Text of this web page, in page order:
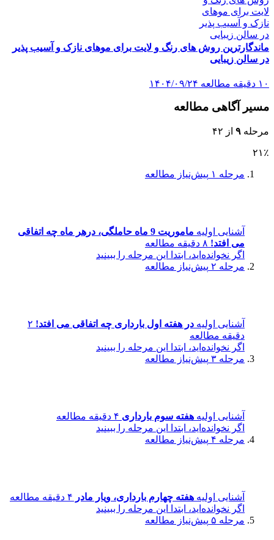
ماندگارترین روش های رنگ و لایت برای موهای نازک و آسیب پذیر
در سالن زیبایی
۱۰ دقیقه مطالعه ۱۴۰۴/۰۹/۲۴
مسیر آگاهی مطالعه
مرحله ۹ از ۴۲
۲۱٪
مرحله ۱ پیش‌نیاز مطالعه
آشنایی اولیه
ماموریت 9 ماه حاملگی، درهر ماه چه اتفاقی
می افتد! ۸ دقیقه مطالعه
اگر نخوانده‌اید، ابتدا این مرحله را ببینید
مرحله ۲
پیش‌نیاز مطالعه
آشنایی اولیه در هفته اول بارداری چه اتفاقی می افتد! ۲
دقیقه مطالعه
اگر نخوانده‌اید، ابتدا این مرحله را ببینید
مرحله ۳
پیش‌نیاز مطالعه
آشنایی اولیه هفته سوم بارداری ۴ دقیقه مطالعه
اگر نخوانده‌اید، ابتدا این مرحله را ببینید
مرحله ۴
پیش‌نیاز مطالعه
آشنایی اولیه هفته چهارم بارداری، ویار مادر ۴ دقیقه مطالعه
اگر نخوانده‌اید، ابتدا این مرحله را ببینید
مرحله ۵
پیش‌نیاز مطالعه